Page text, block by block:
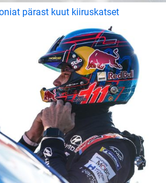
pärast kuut kiiruskatset